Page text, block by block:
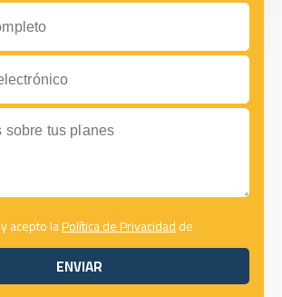
tus planes
acepto laPolítica de Privacidadde
ENVIAR
ENVIAR